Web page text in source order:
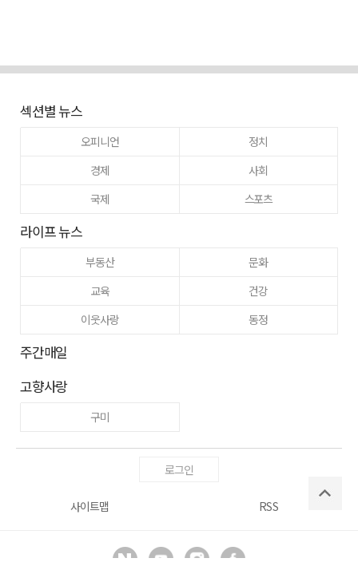
섹션별 뉴스
오피니언
정치
경제
사회
국제
스포츠
라이프 뉴스
부동산
문화
교육
건강
이웃사랑
동정
주간매일
고향사랑
구미
로그인
사이트맵 RSS